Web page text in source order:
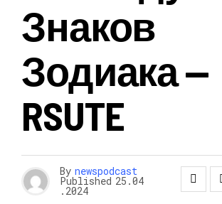
Знаков
Зодиака —
RSUTE
By newspodcast
Published 25.04
.2024